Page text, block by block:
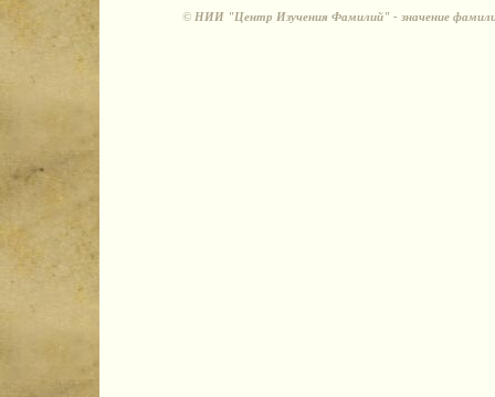
© НИИ "Центр Изучения Фамилий" - значение